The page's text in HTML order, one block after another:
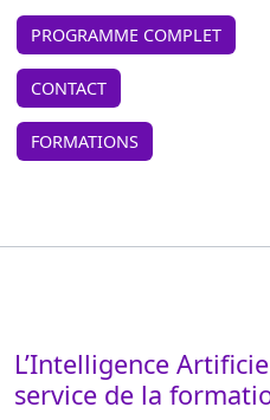
PROGRAMME COMPLET
CONTACT
FORMATIONS
L’Intelligence
service de la